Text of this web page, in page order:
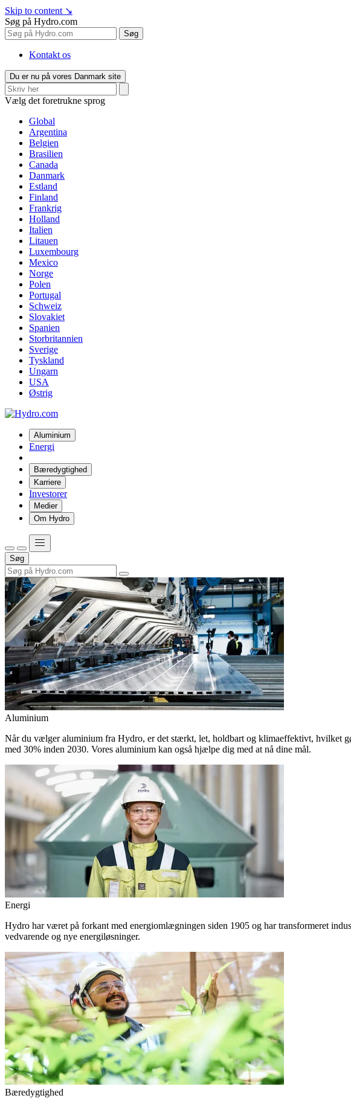
Skip to content ↘
Søg på Hydro.com
Søg
Kontakt os
Du er nu på vores Danmark site
Vælg det foretrukne sprog
Global
Argentina
Belgien
Brasilien
Canada
Danmark
Estland
Finland
Frankrig
Holland
Italien
Litauen
Luxembourg
Mexico
Norge
Polen
Portugal
Schweiz
Slovakiet
Spanien
Storbritannien
Sverige
Tyskland
Ungarn
USA
Østrig
Aluminium
Energi
Bæredygtighed
Karriere
Investorer
Medier
Om Hydro
Søg
Aluminium
Når du vælger aluminium fra Hydro, er det stærkt, let, holdbart og klimaeffektivt, hvilket
med 30% inden 2030. Vores aluminium kan også hjælpe dig med at nå dine mål.
Energi
Hydro har været på forkant med energiomlægningen siden 1905 og har transformeret
vedvarende og nye energiløsninger.
Bæredygtighed